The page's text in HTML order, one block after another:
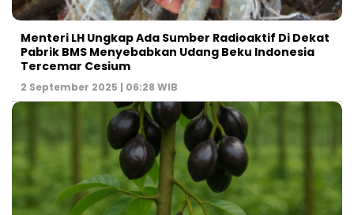
Menteri LH Ungkap Ada Sumber Radioaktif Di Dekat
Pabrik BMS Menyebabkan Udang Beku Indonesia
Tercemar Cesium
2 September 2025 | 06:28 WIB